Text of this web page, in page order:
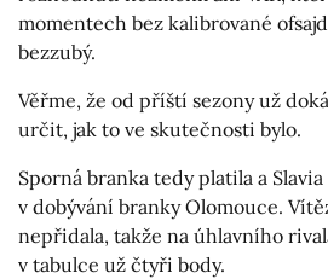
momentech bez kalibrované
bezzubý.
Věřme, že od příští sezony už
určit, jak to ve skutečnosti bylo.
Sporná branka tedy platila a
v dobývání branky Olomouce.
nepřidala, takže na úhlavního
v tabulce už čtyři body.